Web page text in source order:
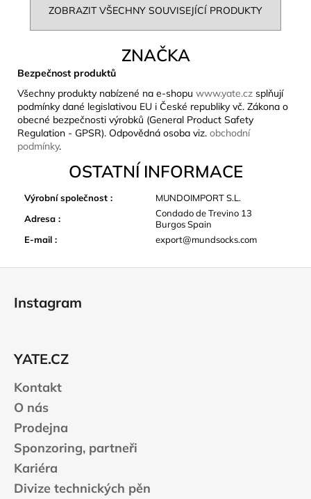
ZOBRAZIT VŠECHNY SOUVISEJÍCÍ PRODUKTY
ZNAČKA
Bezpečnost produktů
Všechny produkty nabízené na e-shopu www.yate.cz splňují
podmínky dané legislativou EU i České republiky vč. Zákona o
obecné bezpečnosti výrobků (General Product Safety
Regulation - GPSR). Odpovědná osoba viz. obchodní
podmínky.
OSTATNÍ INFORMACE
Výrobní společnost :
MUNDOIMPORT S.L.
Adresa :
Condado de Trevino 13
Burgos Spain
E-mail : export@mundsocks.com
Instagram
YATE.CZ
Kontakt
O nás
Prodejna
Sponzoring, partneři
Kariéra
Divize technických pěn